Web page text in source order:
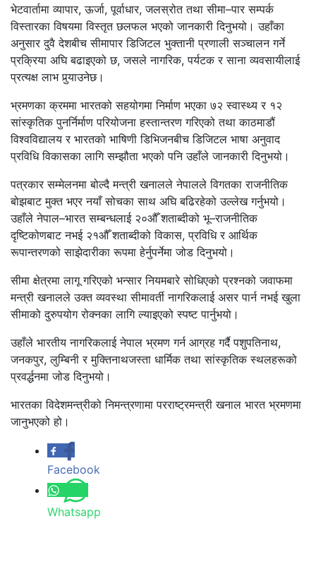
भेटवार्तामा व्यापार, ऊर्जा, पूर्वाधार, जलस्रोत तथा सीमा–पार सम्पर्क
विस्तारका विषयमा विस्तृत छलफल भएको जानकारी दिनुभयो। उहाँका
अनुसार दुवै देशबीच सीमापार डिजिटल भुक्तानी प्रणाली सञ्चालन गर्ने
प्रक्रिया अघि बढाइएको छ, जसले नागरिक, पर्यटक र साना व्यवसायीलाई
प्रत्यक्ष लाभ पुर्‍याउनेछ।
भ्रमणका क्रममा भारतको सहयोगमा निर्माण भएका ७२ स्वास्थ्य र १२
सांस्कृतिक पुनर्निर्माण परियोजना हस्तान्तरण गरिएको तथा काठमाडौं
विश्वविद्यालय र भारतको भाषिणी डिभिजनबीच डिजिटल भाषा अनुवाद
प्रविधि विकासका लागि सम्झौता भएको पनि उहाँले जानकारी दिनुभयो।
पत्रकार सम्मेलनमा बोल्दै मन्त्री खनालले नेपालले विगतका राजनीतिक
बोझबाट मुक्त भएर नयाँ सोचका साथ अघि बढिरहेको उल्लेख गर्नुभयो।
उहाँले नेपाल–भारत सम्बन्धलाई २०औँ शताब्दीको भू–राजनीतिक
दृष्टिकोणबाट नभई २१औँ शताब्दीको विकास, प्रविधि र आर्थिक
रूपान्तरणको साझेदारीका रूपमा हेर्नुपर्नेमा जोड दिनुभयो।
सीमा क्षेत्रमा लागू गरिएको भन्सार नियमबारे सोधिएको प्रश्नको जवाफमा
मन्त्री खनालले उक्त व्यवस्था सीमावर्ती नागरिकलाई असर पार्न नभई खुला
सीमाको दुरुपयोग रोक्नका लागि ल्याइएको स्पष्ट पार्नुभयो।
उहाँले भारतीय नागरिकलाई नेपाल भ्रमण गर्न आग्रह गर्दै पशुपतिनाथ,
जनकपुर, लुम्बिनी र मुक्तिनाथजस्ता धार्मिक तथा सांस्कृतिक स्थलहरूको
प्रवर्द्धनमा जोड दिनुभयो।
भारतका विदेशमन्त्रीको निमन्त्रणामा परराष्ट्रमन्त्री खनाल भारत भ्रमणमा
जानुभएको हो।
Facebook
Whatsapp